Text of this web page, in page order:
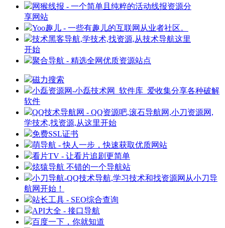
网猴线报 - 一个简单且纯粹的活动线报资源分
享网站
Yoo趣儿 - 一些有趣儿的互联网从业者社区。
技术黑客导航,学技术,找资源,从技术导航这里
开始
聚合导航 - 精选全网优质资源站点
磁力搜索
小磊资源网-小磊技术网_软件库_爱收集分享各种破解
软件
QQ技术导航网 - QQ资源吧,滚石导航网,小刀资源网,
学技术,找资源,从这里开始
免费SSL证书
萌导航 - 快人一步，快速获取优质网站
看片TV - 让看片追剧更简单
炫猿导航 不错的一个导航站
小刀导航-QQ技术导航,学习技术和找资源网从小刀导
航网开始！
站长工具 - SEO综合查询
API大全 - 接口导航
百度一下，你就知道